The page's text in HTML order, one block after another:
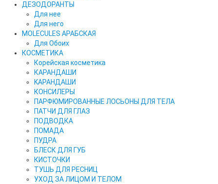
ДЕЗОДОРАНТЫ
Для нее
Для него
MOLECULES АРАБСКАЯ
Для Обоих
КОСМЕТИКА
Корейская косметика
КАРАНДAШИ
KAPAHДАШИ
КОНСИЛЕРЫ
ПАРФЮМИРОВАННЫЕ ЛОСЬОНЫ ДЛЯ ТЕЛА
ПАТЧИ ДЛЯ ГЛАЗ
ПОДВОДКА
ПОМАДА
ПУДРА
БЛЕСК ДЛЯ ГУБ
КИСТОЧКИ
ТУШЬ ДЛЯ РЕСНИЦ
УХОД ЗА ЛИЦОМ И ТЕЛОМ